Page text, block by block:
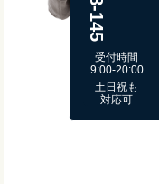
受付時間
9:00-20:00
土日祝も
対応可